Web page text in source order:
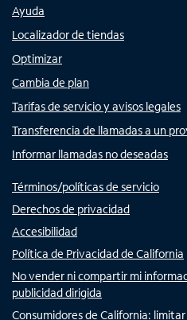
Ayuda
Localizador de tiendas
Optimizar
Cambia de plan
Tarifas de servicio y avisos legales
Transferencia de llamadas a un
Informar llamadas no deseadas
Términos/políticas de servicio
Derechos de privacidad
Accesibilidad
Política de Privacidad de California
No vender ni compartir mi
publicidad dirigida
Consumidores de California: